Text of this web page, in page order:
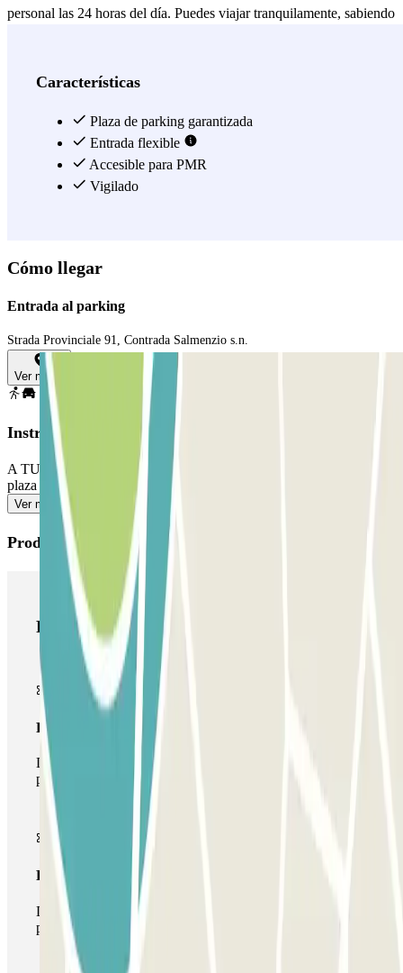
personal las 24 horas del día. Puedes viajar tranquilamente, sabiendo
acompañó a la ida estará esperándote en el puerto para llevarte de
low cost cerca del puerto de Bari, y ¡viaja sin preocupaciones!
Ver más
Características
Plaza de parking garantizada
Entrada flexible
Accesible para PMR
Vigilado
Cómo llegar
Entrada al parking
Strada Provinciale 91, Contrada Salmenzio s.n.
Ver mapa
Instrucciones
A TU LLEGADA, 1) Accede al parking. 2) Aparca en cualquier
plaza libre. 3) Ve a la cabina de control con tu reserva Parclick.
Ver más
Productos de Parclick
Productos de Parclick
Pase básico
Durante tu estancia podrás entrar y salir una única vez al
parking
Pase multiparking
Durante tu estancia podrás hacer uso de toda la red de
parkings de este operador disponibles en Parclick.